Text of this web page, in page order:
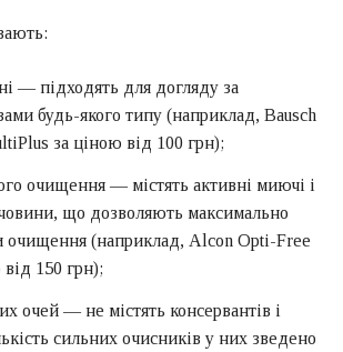
— підходять для догляду за
будь-якого типу (наприклад, Bausch
за ціною від 100 грн);
очищення — містять активні миючі і
що дозволяють максимально
очищення (наприклад, Alcon Opti-Free
150 грн);
очей — не містять консервантів і
сильних очисників у них зведено